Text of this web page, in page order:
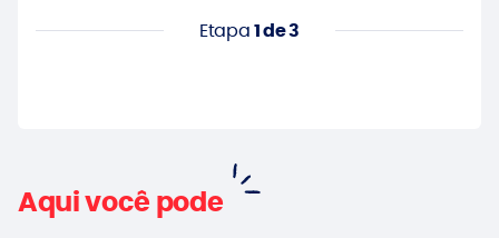
Etapa1 de 3
Aqui você pode